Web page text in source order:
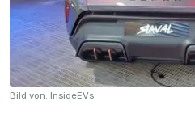
Bild von: InsideEVs